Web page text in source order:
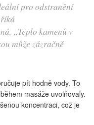
pro odstranění
„Teplo kamenů v
může zázračně
pít hodně vody. To
masáže uvolňovaly.
koncentraci, což je